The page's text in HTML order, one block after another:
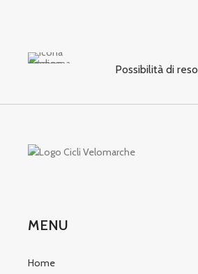
Possibilità di reso
MENU
Home